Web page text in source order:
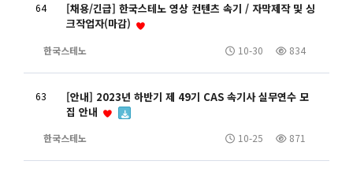
64
[채용/긴급] 한국스테노 영상 컨텐츠 속기 / 자막제작 및 싱
크작업자(마감)
한국스테노 834
10-30
63
[안내] 2023년 하반기 제 49기 CAS 속기사 실무연수 모
집 안내
한국스테노 871
10-25